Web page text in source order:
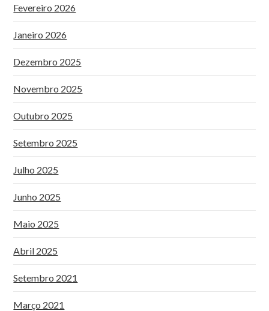
Fevereiro 2026
Janeiro 2026
Dezembro 2025
Novembro 2025
Outubro 2025
Setembro 2025
Julho 2025
Junho 2025
Maio 2025
Abril 2025
Setembro 2021
Março 2021